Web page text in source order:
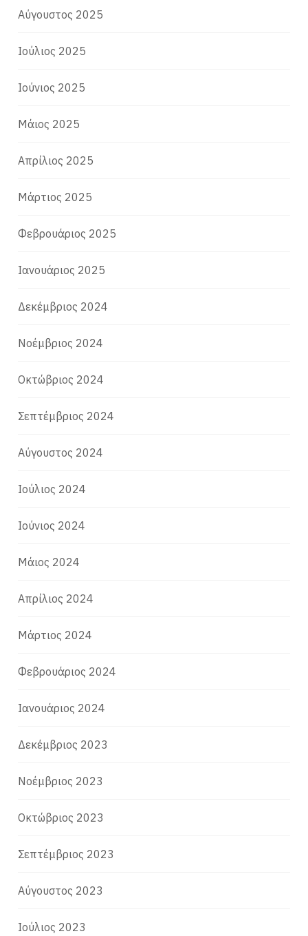
Αύγουστος 2025
Ιούλιος 2025
Ιούνιος 2025
Μάιος 2025
Απρίλιος 2025
Μάρτιος 2025
Φεβρουάριος 2025
Ιανουάριος 2025
Δεκέμβριος 2024
Νοέμβριος 2024
Οκτώβριος 2024
Σεπτέμβριος 2024
Αύγουστος 2024
Ιούλιος 2024
Ιούνιος 2024
Μάιος 2024
Απρίλιος 2024
Μάρτιος 2024
Φεβρουάριος 2024
Ιανουάριος 2024
Δεκέμβριος 2023
Νοέμβριος 2023
Οκτώβριος 2023
Σεπτέμβριος 2023
Αύγουστος 2023
Ιούλιος 2023